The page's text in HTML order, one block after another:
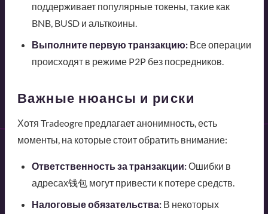
поддерживает популярные токены, такие как
BNB, BUSD и альткоины.
Выполните первую транзакцию:Все операции
происходят в режиме P2P без посредников.
Важные нюансы и риски
Хотя Tradeogre предлагает анонимность, есть
моменты, на которые стоит обратить внимание:
Ответственность за транзакции:Ошибки в
адресах钱包 могут привести к потере средств.
Налоговые обязательства:В некоторых